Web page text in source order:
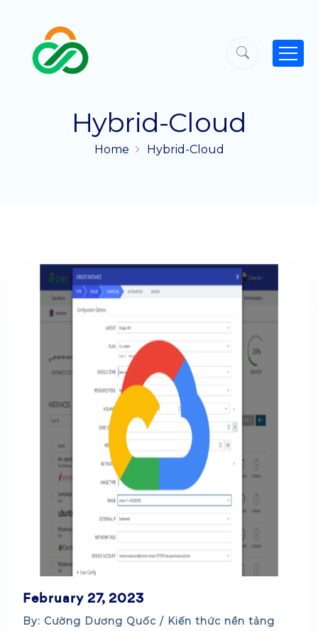
Hybrid-Cloud
Home Hybrid-Cloud
February 27, 2023
By: Cường Dương Quốc / Kiến thức nền tảng